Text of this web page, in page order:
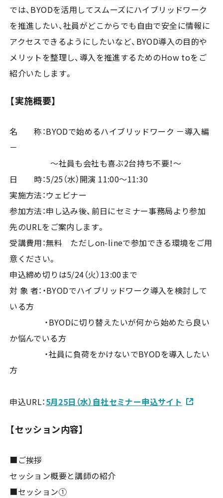
では、BYODを活用してスムーズにハイブリッドワーク
を推進したい、社員がどこからでも自由で安全に情報に
アクセスできるようにしたいなど、BYOD導入の目的や
メリットを整理し、導入を推進するためのHow toをご
紹介いたします。
【実施概要】
名 称：BYODで始めるハイブリッドワーク －導入編
－
～社員も会社も喜ぶ2台持ち不要！～
日 時：5/25（水）開演 11:00～11:30
実施方法：ウェビナー
参加方法：申し込み後、前日にセミナー事務局より参加
先のURLをご案内します。
受講費用：無料 ただしon-lineで参加できる環境をご用
意ください。
申込締め切りは5/24（火）13:00まで
対 象 者：・BYODでハイブリッドワーク導入を検討して
いる方
・BYODに切り替えたいが何から始めたら良い
か悩んでいる方
・社員に負荷をかけないでBYODを導入したい
方
申込URL：5月25日（水）自社セミナー申込サイト
【セッション内容】
■ご挨拶
セッション概要と講師の紹介
■セッション①